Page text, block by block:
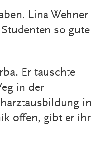
Lina Wehner
so gute
Er tauschte
in der
in
offen, gibt er ihr